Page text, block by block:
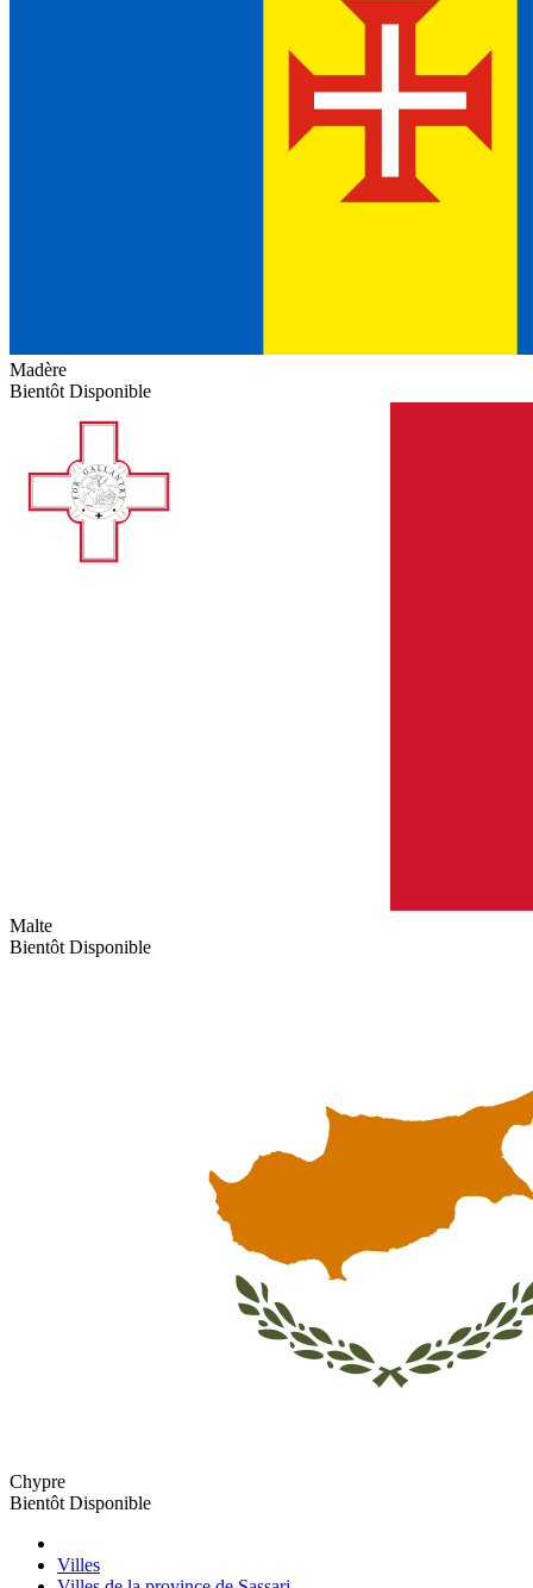
Madère
Bientôt Disponible
Malte
Bientôt Disponible
Chypre
Bientôt Disponible
Villes